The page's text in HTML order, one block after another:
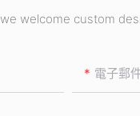
we welcome custom
電子郵